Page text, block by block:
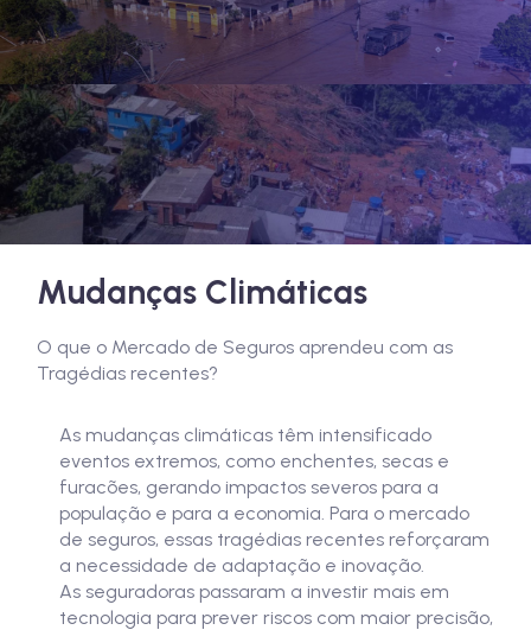
Mudanças Climáticas
O que o Mercado de Seguros aprendeu com as
Tragédias recentes?
As mudanças climáticas têm intensificado
eventos extremos, como enchentes, secas e
furacões, gerando impactos severos para a
população e para a economia. Para o mercado
de seguros, essas tragédias recentes reforçaram
a necessidade de adaptação e inovação.
As seguradoras passaram a investir mais em
tecnologia para prever riscos com maior precisão,